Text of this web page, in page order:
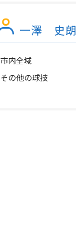
一澤 史朗
市内全域
その他の球技